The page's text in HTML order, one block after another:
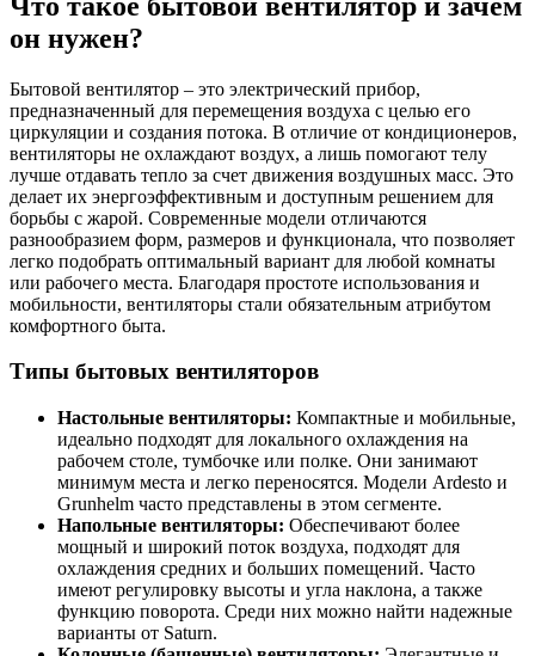
он нужен?
Бытовой вентилятор – это электрический прибор,
предназначенный для перемещения воздуха с целью его
циркуляции и создания потока. В отличие от кондиционеров,
вентиляторы не охлаждают воздух, а лишь помогают телу
лучше отдавать тепло за счет движения воздушных масс. Это
делает их энергоэффективным и доступным решением для
борьбы с жарой. Современные модели отличаются
разнообразием форм, размеров и функционала, что позволяет
легко подобрать оптимальный вариант для любой комнаты
или рабочего места. Благодаря простоте использования и
мобильности, вентиляторы стали обязательным атрибутом
комфортного быта.
Типы бытовых вентиляторов
Настольные вентиляторы: Компактные и мобильные,
идеально подходят для локального охлаждения на
рабочем столе, тумбочке или полке. Они занимают
минимум места и легко переносятся. Модели Ardesto и
Grunhelm часто представлены в этом сегменте.
Напольные вентиляторы: Обеспечивают более
мощный и широкий поток воздуха, подходят для
охлаждения средних и больших помещений. Часто
имеют регулировку высоты и угла наклона, а также
функцию поворота. Среди них можно найти надежные
варианты от Saturn.